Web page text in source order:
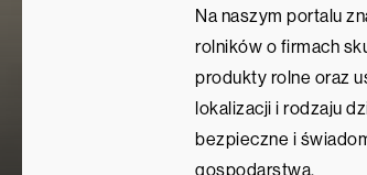
Na naszym portalu
rolników o firmach
produkty rolne oraz
lokalizacji i rodzaju
bezpieczne i
gospodarstwa.